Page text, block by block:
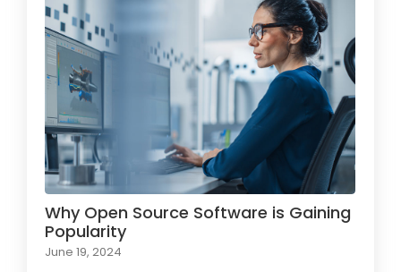
Why Open Source Software is Gaining
Popularity
June 19, 2024